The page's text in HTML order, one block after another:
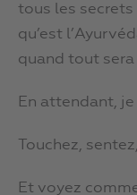
tous les
qu’est
quand tout sera
En attendant,
Touchez,
Et voyez